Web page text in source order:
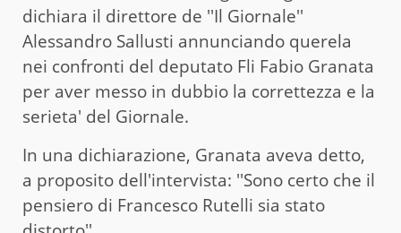
dichiara il direttore de ''Il Giornale''
Alessandro Sallusti annunciando querela
nei confronti del deputato Fli Fabio Granata
per aver messo in dubbio la correttezza e la
serieta' del Giornale.
In una dichiarazione, Granata aveva detto,
a proposito dell'intervista: ''Sono certo che il
pensiero di Francesco Rutelli sia stato